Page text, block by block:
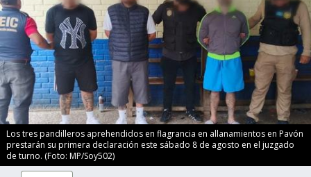
Los tres pandilleros aprehendidos en flagrancia en allanamientos en Pavón
prestarán su primera declaración este sábado 8 de agosto en el juzgado
de turno. (Foto: MP/Soy502)